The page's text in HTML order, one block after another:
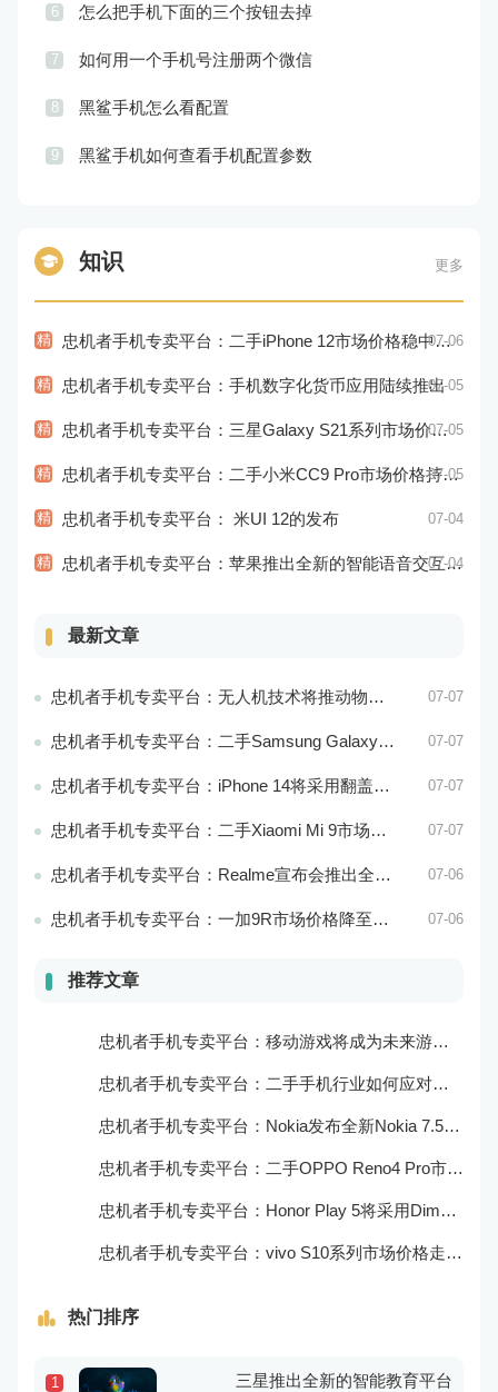
6 怎么把手机下面的三个按钮去掉
7 如何用一个手机号注册两个微信
8 黑鲨手机怎么看配置
9 黑鲨手机如何查看手机配置参数
知识 更多
精 忠机者手机专卖平台：二手iPhone 12市场价格稳中有升07-06
精 忠机者手机专卖平台：手机数字化货币应用陆续推出07-05
精 忠机者手机专卖平台：三星Galaxy S21系列市场价格持续下跌07-05
精 忠机者手机专卖平台：二手小米CC9 Pro市场价格持续下跌07-05
精 忠机者手机专卖平台： 米UI 12的发布 07-04
精 忠机者手机专卖平台：苹果推出全新的智能语音交互系统07-04
最新文章
忠机者手机专卖平台：无人机技术将推动物流行业的智能化发展 07-07
忠机者手机专卖平台：二手Samsung Galaxy M21市场价格相对稳定 07-07
忠机者手机专卖平台：iPhone 14将采用翻盖式设计？ 07-07
忠机者手机专卖平台：二手Xiaomi Mi 9市场价格相对稳定 07-07
忠机者手机专卖平台：Realme宣布会推出全新Realme X10 Max 5G 07-06
忠机者手机专卖平台：一加9R市场价格降至2000元以下 07-06
推荐文章
忠机者手机专卖平台：移动游戏将成为未来游戏市场的重要组成部分
忠机者手机专卖平台：二手手机行业如何应对大数据的应用
忠机者手机专卖平台：Nokia发布全新Nokia 7.5，搭载大电池和优化相机
忠机者手机专卖平台：二手OPPO Reno4 Pro市场价格持续上涨
忠机者手机专卖平台：Honor Play 5将采用Dimensity 800U芯片
忠机者手机专卖平台：vivo S10系列市场价格走势平稳
热门排序
1 三星推出全新的智能教育平台